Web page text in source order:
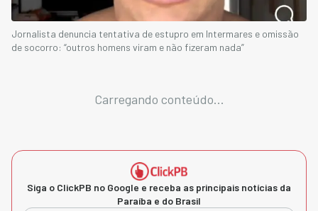
Jornalista denuncia tentativa de estupro em Intermares e omissão
de socorro: “outros homens viram e não fizeram nada”
Carregando conteúdo...
Siga o ClickPB no Google e receba as principais notícias da
Paraíba e do Brasil